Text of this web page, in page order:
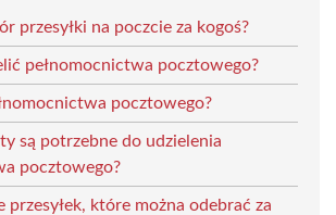
przesyłki na poczcie za kogoś?
pełnomocnictwa pocztowego?
pocztowego?
są potrzebne do udzielenia
pocztowego?
przesyłek, które można odebrać za